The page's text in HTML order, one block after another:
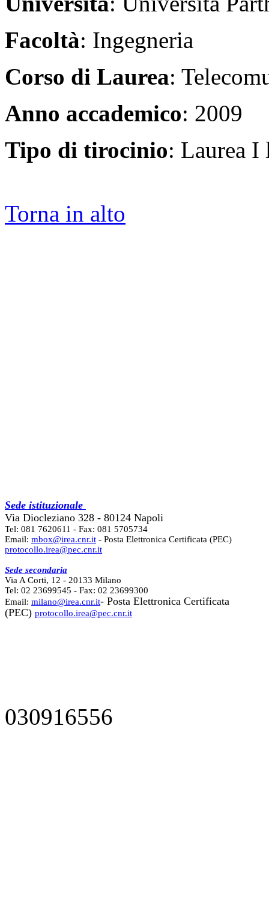
Facoltà: Ingegneria
Corso di Laurea:
Anno accademico: 2009
Tipo di tirocinio: Laurea
Torna in alto
Sede istituzionale
Via Diocleziano 328 - 80124 Napoli
Tel: 081 7620611 - Fax: 081 5705734
Email: mbox@irea.cnr.it - Posta Elettronica Certificata (PEC)
protocollo.irea@pec.cnr.it
Sede secondaria
Via A Corti, 12 - 20133 Milano
Tel: 02 23699545 - Fax: 02 23699300
Email: milano@irea.cnr.it- Posta Elettronica Certificata
(PEC) protocollo.irea@pec.cnr.it
030916556